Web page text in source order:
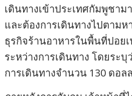
เดินทางเข้าประเทศกัมพูชา
และต้องการเดินทางไปตาม
ธุรกิจร้านอาหารในพื้นที่ปอย
ระหว่างการเดินทาง โดยระ
การเดินทางจำนวน 130 ดอล